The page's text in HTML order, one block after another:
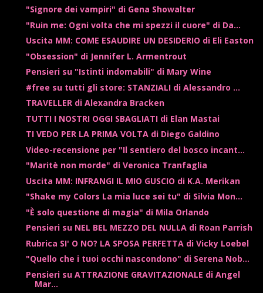
"Signore dei vampiri" di Gena Showalter
"Ruin me: Ogni volta che mi spezzi il cuore" di Da...
Uscita MM: COME ESAUDIRE UN DESIDERIO di Eli Easton
"Obsession" di Jennifer L. Armentrout
Pensieri su "Istinti indomabili" di Mary Wine
#free su tutti gli store: STANZIALI di Alessandro ...
TRAVELLER di Alexandra Bracken
TUTTI I NOSTRI OGGI SBAGLIATI di Elan Mastai
TI VEDO PER LA PRIMA VOLTA di Diego Galdino
Video-recensione per "Il sentiero del bosco incant...
"Maritè non morde" di Veronica Tranfaglia
Uscita MM: INFRANGI IL MIO GUSCIO di K.A. Merikan
"Shake my Colors La mia luce sei tu" di Silvia Mon...
"È solo questione di magia" di Mila Orlando
Pensieri su NEL BEL MEZZO DEL NULLA di Roan Parrish
Rubrica SI' O NO? LA SPOSA PERFETTA di Vicky Loebel
"Quello che i tuoi occhi nascondono" di Serena Nob...
Pensieri su ATTRAZIONE GRAVITAZIONALE di Angel
Mar...